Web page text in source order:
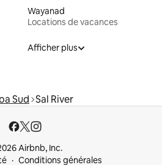
Wayanad
Locations de vacances
Afficher plus
Sud Sal River
Airbnb, Inc.
Conditions générales